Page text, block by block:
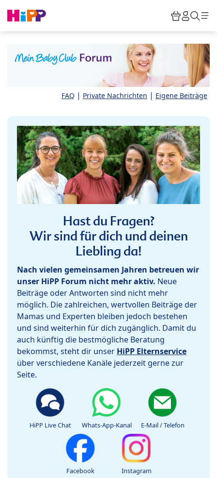
HiPP
FAQ | Private Nachrichten | Eigene Beiträge
Hast du Fragen?
Wir sind für dich und deinen
Liebling da!
Nach vielen gemeinsamen Jahren betreuen wir
unser HiPP Forum nicht mehr aktiv. Neue
Beiträge oder Antworten sind nicht mehr
möglich. Die zahlreichen, wertvollen Beiträge der
Mamas und Experten bleiben jedoch bestehen
und sind weiterhin für dich zugänglich. Damit du
auch künftig die bestmögliche Beratung
bekommst, steht dir unser HiPP Elternservice
über verschiedene Kanäle jederzeit gerne zur
Seite.
HiPP Live Chat Whats-App-Kanal E-Mail / Telefon
Facebook Instagram